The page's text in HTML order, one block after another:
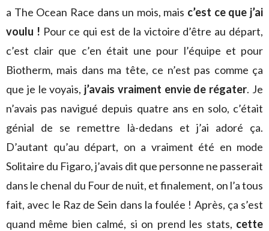
a The Ocean Race dans un mois, mais c’est ce que j’ai
voulu ! Pour ce qui est de la victoire d’être au départ,
c’est clair que c’en était une pour l’équipe et pour
Biotherm, mais dans ma tête, ce n’est pas comme ça
que je le voyais, j’avais vraiment envie de régater. Je
n’avais pas navigué depuis quatre ans en solo, c’était
génial de se remettre là-dedans et j’ai adoré ça.
D’autant qu’au départ, on a vraiment été en mode
Solitaire du Figaro, j’avais dit que personne ne passerait
dans le chenal du Four de nuit, et finalement, on l’a tous
fait, avec le Raz de Sein dans la foulée ! Après, ça s’est
quand même bien calmé, si on prend les stats, cette